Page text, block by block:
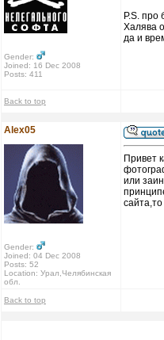
Gender:
Joined: 16 Dec 2008
Posts: 411
P.S.
Халява
да и
Back to top
Alex05
Gender:
Joined: 04 Dec 2008
Posts: 52
Location: Урал,Челябинская
обл.
Привет
или
Back to top